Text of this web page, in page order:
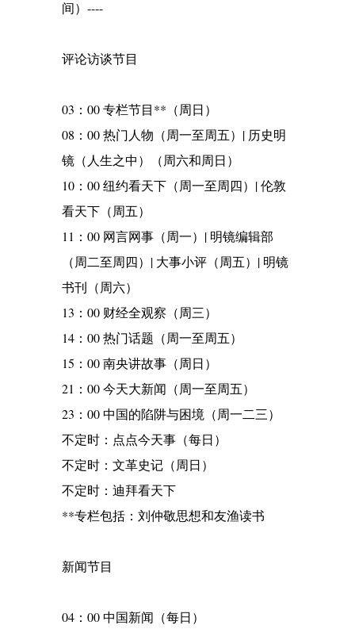
间）----
评论访谈节目
03：00 专栏节目**（周日）
08：00 热门人物（周一至周五）| 历史明
镜（人生之中）（周六和周日）
10：00 纽约看天下（周一至周四）| 伦敦
看天下（周五）
11：00 网言网事（周一）| 明镜编辑部
（周二至周四）| 大事小评（周五）| 明镜
书刊（周六）
13：00 财经全观察（周三）
14：00 热门话题（周一至周五）
15：00 南央讲故事（周日）
21：00 今天大新闻（周一至周五）
23：00 中国的陷阱与困境（周一二三）
不定时：点点今天事（每日）
不定时：文革史记（周日）
不定时：迪拜看天下
**专栏包括：刘仲敬思想和友渔读书
新闻节目
04：00 中国新闻（每日）